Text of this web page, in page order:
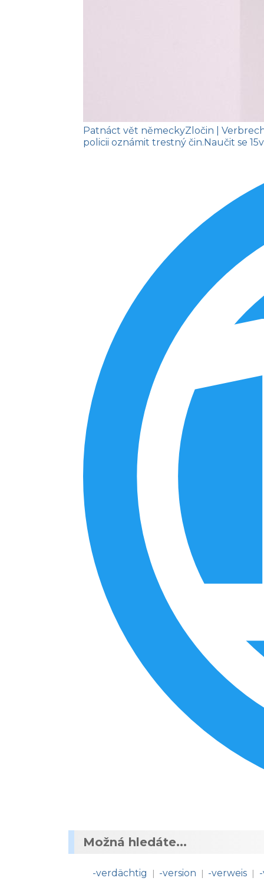
Patnáct vět německyZločin
|
policii oznámit trestný čin.Naučit se
Možná hledáte...
-verdächtig | -version | -verweis |